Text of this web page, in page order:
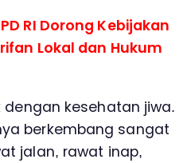
RI Dorong Kebijakan
Lokal dan Hukum
dengan kesehatan jiwa.
berkembang sangat
jalan, rawat inap,